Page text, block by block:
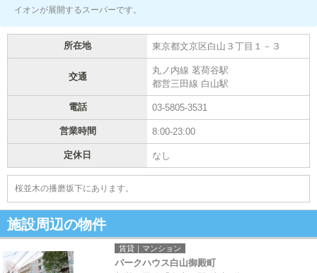
イオンが展開するスーパーです。
所在地 東京都文京区白山３丁目１－３
交通
丸ノ内線 茗荷谷駅
都営三田線 白山駅
電話 03-5805-3531
営業時間 8:00-23:00
定休日 なし
桜並木の播磨坂下にあります。
施設周辺の物件
賃貸｜マンション
パークハウス白山御殿町